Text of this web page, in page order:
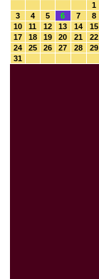
1
3
4 5 6 7 8
10
11 12 13 14 15
17
18 19 20 21 22
24
25 26 27 28 29
31